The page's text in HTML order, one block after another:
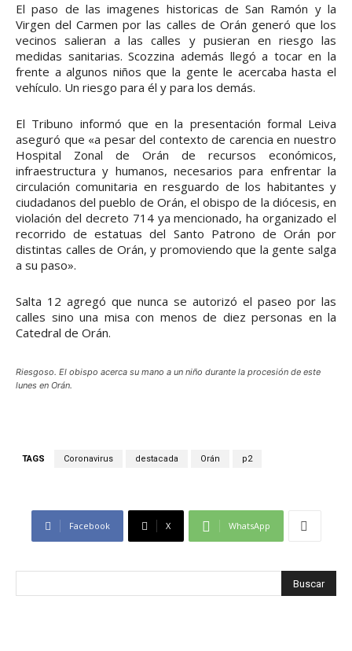
El paso de las imagenes historicas de San Ramón y la
Virgen del Carmen por las calles de Orán generó que los
vecinos salieran a las calles y pusieran en riesgo las
medidas sanitarias. Scozzina además llegó a tocar en la
frente a algunos niños que la gente le acercaba hasta el
vehículo. Un riesgo para él y para los demás.
El Tribuno informó que en la presentación formal Leiva
aseguró que «a pesar del contexto de carencia en nuestro
Hospital Zonal de Orán de recursos económicos,
infraestructura y humanos, necesarios para enfrentar la
circulación comunitaria en resguardo de los habitantes y
ciudadanos del pueblo de Orán, el obispo de la diócesis, en
violación del decreto 714 ya mencionado, ha organizado el
recorrido de estatuas del Santo Patrono de Orán por
distintas calles de Orán, y promoviendo que la gente salga
a su paso».
Salta 12 agregó que nunca se autorizó el paseo por las
calles sino una misa con menos de diez personas en la
Catedral de Orán.
Riesgoso. El obispo acerca su mano a un niño durante la procesión de este
lunes en Orán.
TAGS Coronavirus destacada Orán p2
Facebook X WhatsApp